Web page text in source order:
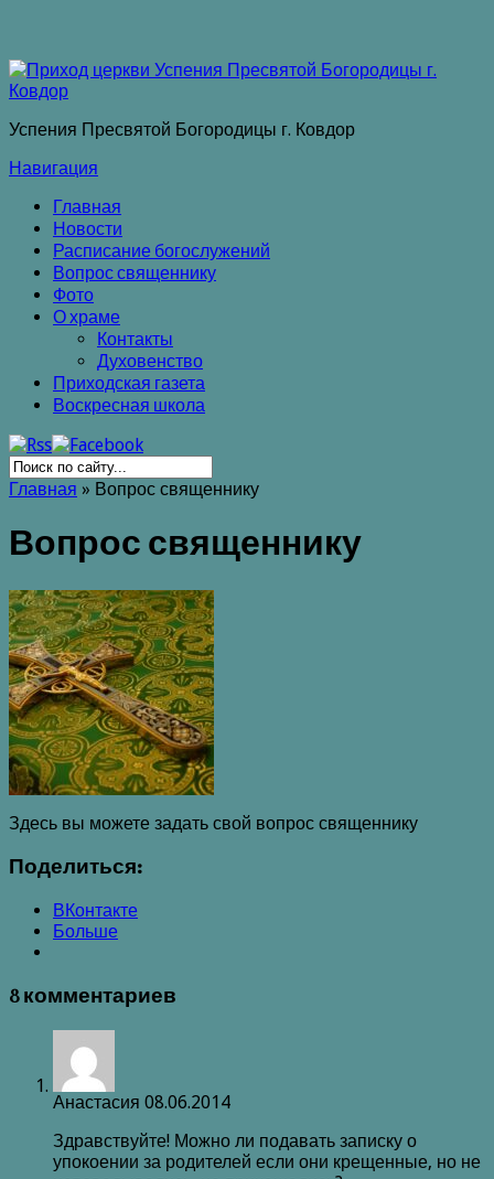
Успения Пресвятой Богородицы г. Ковдор
Навигация
Главная
Новости
Расписание богослужений
Вопрос священнику
Фото
О храме
Контакты
Духовенство
Приходская газета
Воскресная школа
Главная » Вопрос священнику
Вопрос священнику
Здесь вы можете задать свой вопрос священнику
Поделиться:
ВКонтакте
Больше
8 комментариев
Анастасия 08.06.2014
Здравствуйте! Можно ли подавать записку о
упокоении за родителей если они крещенные, но не